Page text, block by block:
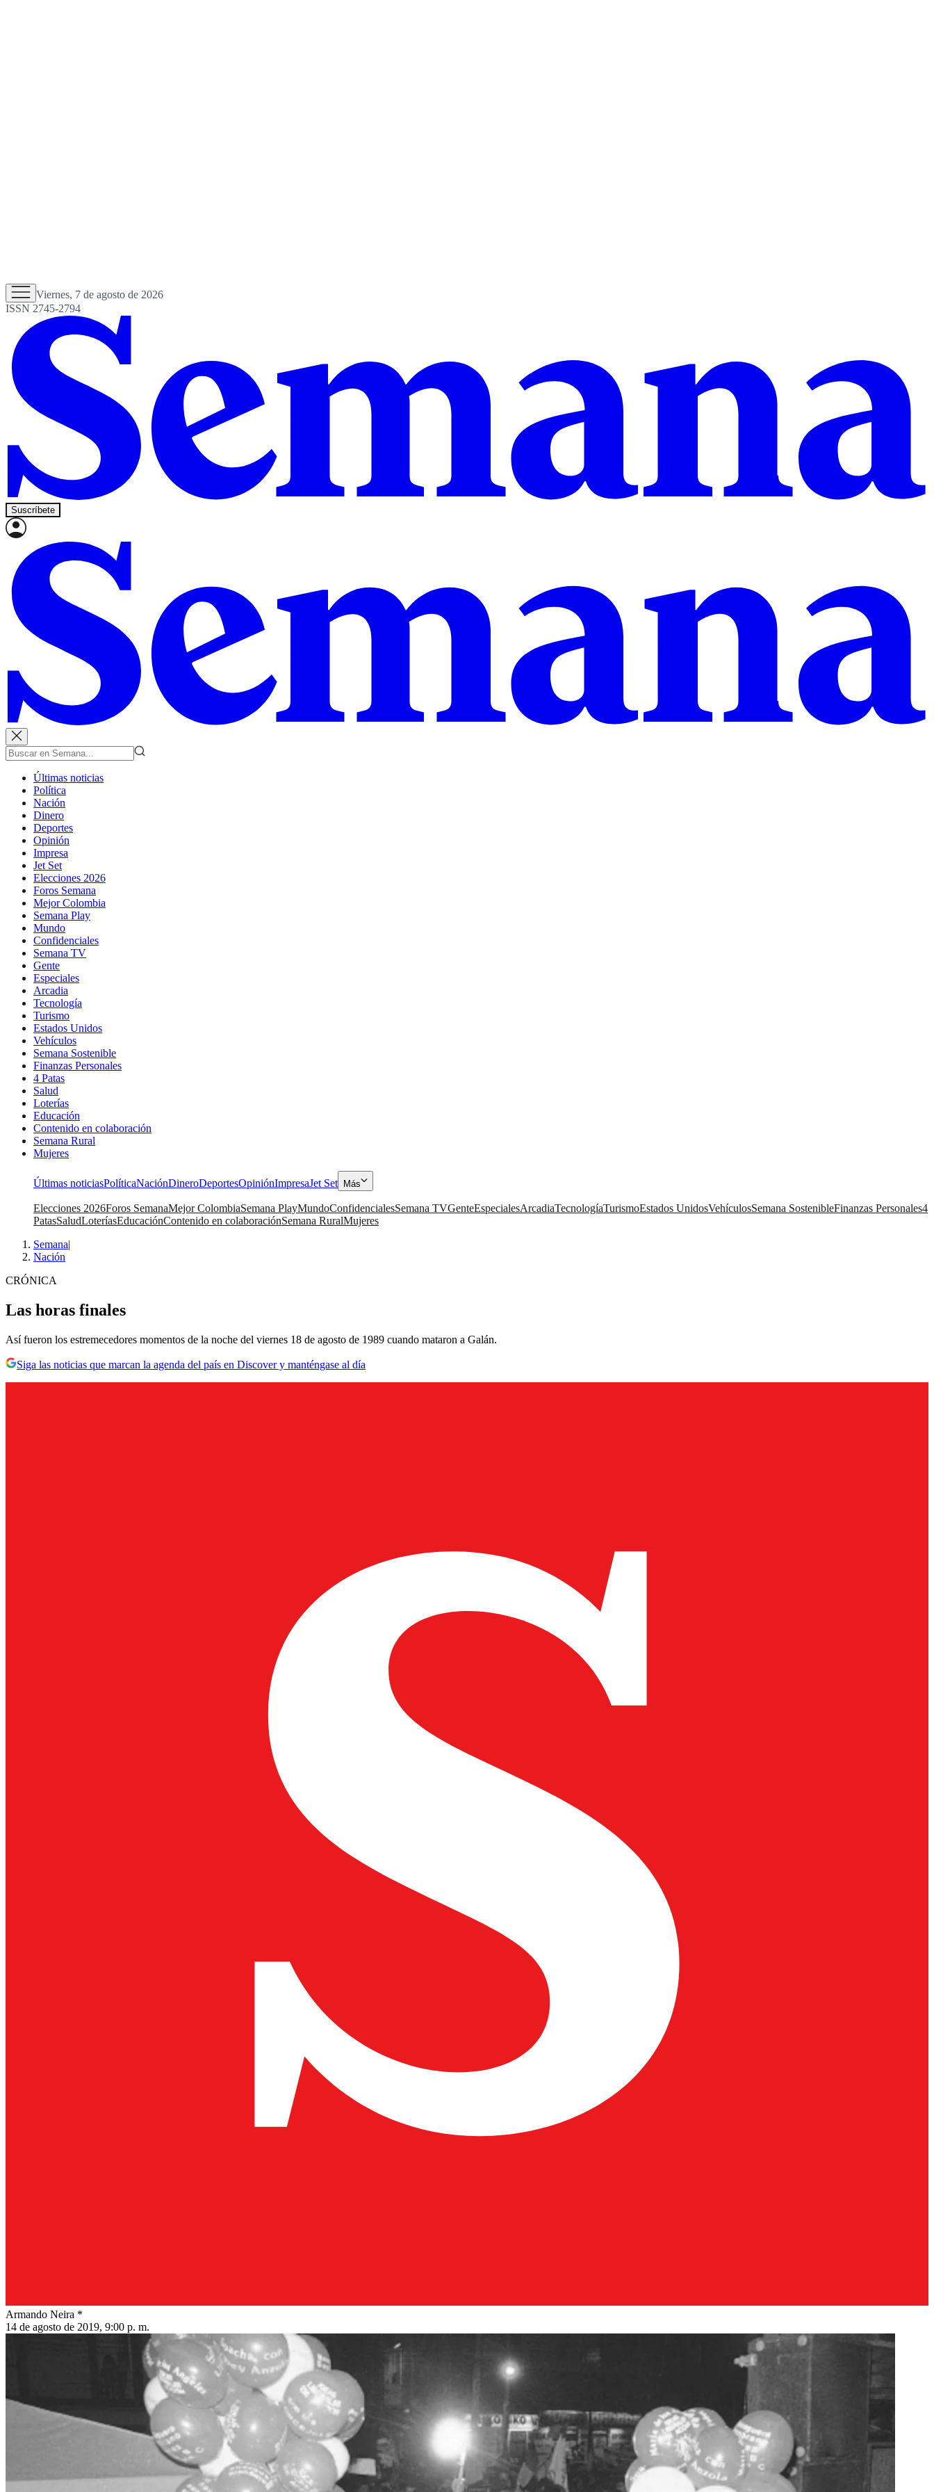
Viernes, 7 de agosto de 2026
ISSN 2745-2794
Suscríbete
Últimas noticias
Política
Nación
Dinero
Deportes
Opinión
Impresa
Jet Set
Elecciones 2026
Foros Semana
Mejor Colombia
Semana Play
Mundo
Confidenciales
Semana TV
Gente
Especiales
Arcadia
Tecnología
Turismo
Estados Unidos
Vehículos
Semana Sostenible
Finanzas Personales
4 Patas
Salud
Loterías
Educación
Contenido en colaboración
Semana Rural
Mujeres
Últimas noticiasPolíticaNaciónDineroDeportesOpiniónImpresaJet Set Más
Elecciones 2026Foros SemanaMejor ColombiaSemana PlayMundoConfidencialesSemana TVGenteEspecialesArcadiaTecnologíaTurismoEstados UnidosVehículosSemana SostenibleFinanzas Personales4
PatasSaludLoteríasEducaciónContenido en colaboraciónSemana RuralMujeres
Semana|
Nación
CRÓNICA
Las horas finales
Así fueron los estremecedores momentos de la noche del viernes 18 de agosto de 1989 cuando mataron a Galán.
Siga las noticias que marcan la agenda del país en Discover y manténgase al día
Armando Neira *
14 de agosto de 2019, 9:00 p. m.